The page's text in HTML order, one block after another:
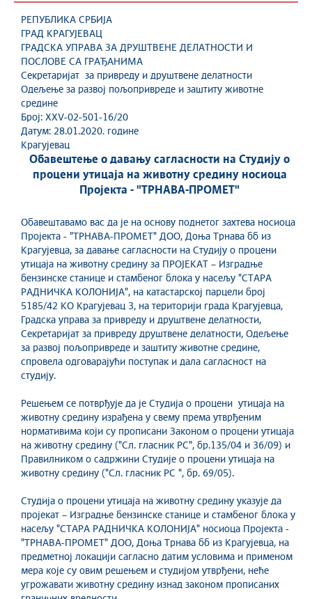
РЕПУБЛИКА СРБИЈА
ГРАД КРАГУЈЕВАЦ
ГРАДСКА УПРАВА ЗА ДРУШТВЕНЕ ДЕЛАТНОСТИ И
ПОСЛОВЕ СА ГРАЂАНИМА
Секретаријат за привреду и друштвене делатности
Одељење за развој пољопривреде и заштиту животне
средине
Број: XXV-02-501-16/20
Датум: 28.01.2020. године
Крагујевац
Обавештење о давању сагласности на Студију о
процени утицаја на животну средину носиоца
Пројекта - "ТРНАВА-ПРОМЕТ"
Обавештавамо вас да је на основу поднетог захтева носиоца
Пројекта - "ТРНАВА-ПРОМЕТ" ДОО, Доња Трнава бб из
Крагујевца, за давање сагласности на Студију о процени
утицаја на животну средину за ПРОЈЕКАТ – Изградње
бензинске станице и стамбеног блока у насељу "СТАРА
РАДНИЧКА КОЛОНИЈА", на катастарској парцели број
5185/42 КО Крагујевац 3, на територији града Крагујевца,
Градска управа за привреду и друштвене делатности,
Секретаријат за привреду друштвене делатности, Одељење
за развој пољопривреде и заштиту животне средине,
спровела одговарајући поступак и дала сагласност на
студију.
Решењем се потврђује да је Студија о процени утицаја на
животну средину израђена у свему према утврђеним
нормативима који су прописани Законом о процени утицаја
на животну средину ("Сл. гласник РС", бр.135/04 и 36/09) и
Правилником о садржини Студије о процени утицаја на
животну средину ("Сл. гласник РС ", бр. 69/05).
Студија о процени утицаја на животну средину указује да
пројекат – Изградње бензинске станице и стамбеног блока у
насељу "СТАРА РАДНИЧКА КОЛОНИЈА" носиоца Пројекта -
"ТРНАВА-ПРОМЕТ" ДОО, Доња Трнава бб из Крагујевца, на
предметној локацији сагласно датим условима и применом
мера које су овим решењем и студијом утврђени, неће
угрожавати животну средину изнад законом прописаних